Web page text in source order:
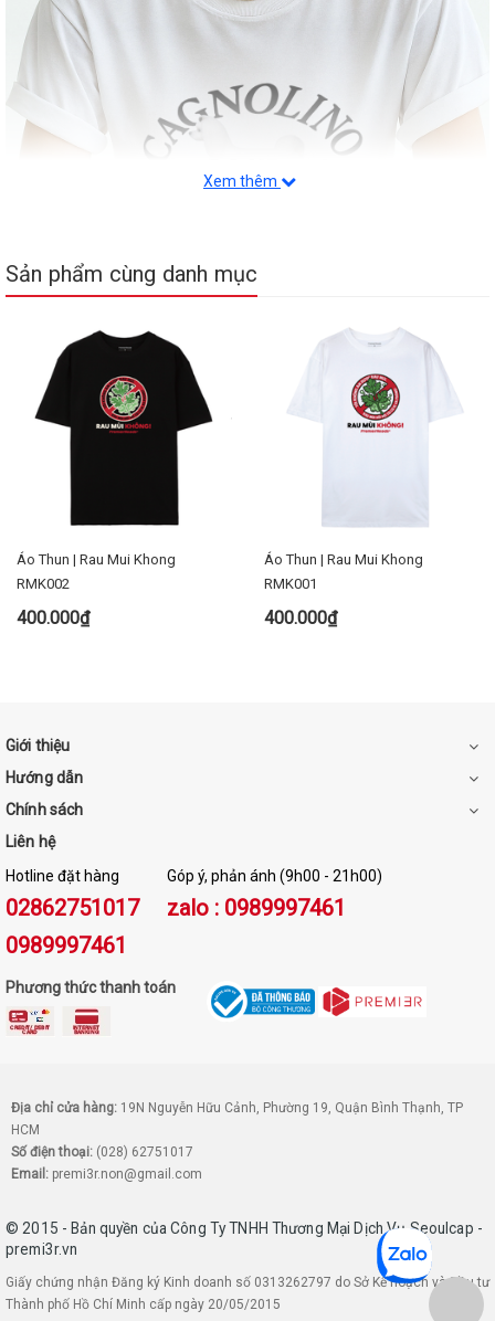
Xem thêm
Sản phẩm cùng danh mục
Áo Thun | Rau Mui Khong
RMK002
400.000₫
Áo Thun | Rau Mui Khong
RMK001
400.000₫
Giới thiệu
Hướng dẫn
Chính sách
Liên hệ
Hotline đặt hàng
02862751017
0989997461
Góp ý, phản ánh (9h00 - 21h00)
zalo : 0989997461
Phương thức thanh toán
Địa chỉ cửa hàng: 19N Nguyễn Hữu Cảnh, Phường 19, Quận Bình Thạnh, TP
HCM
Số điện thoại: (028) 62751017
Email: premi3r.non@gmail.com
© 2015 - Bản quyền của Công Ty TNHH Thương Mại Dịch Vụ Seoulcap -
premi3r.vn
Giấy chứng nhận Đăng ký Kinh doanh số 0313262797 do Sở Kế hoạch và Đầu tư
Thành phố Hồ Chí Minh cấp ngày 20/05/2015